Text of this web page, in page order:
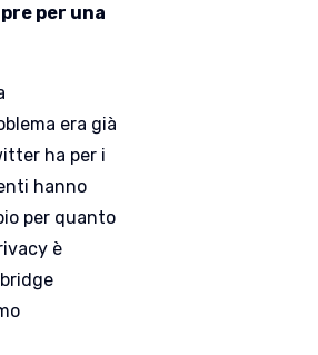
per una
era già
ha per i
hanno
per quanto
è